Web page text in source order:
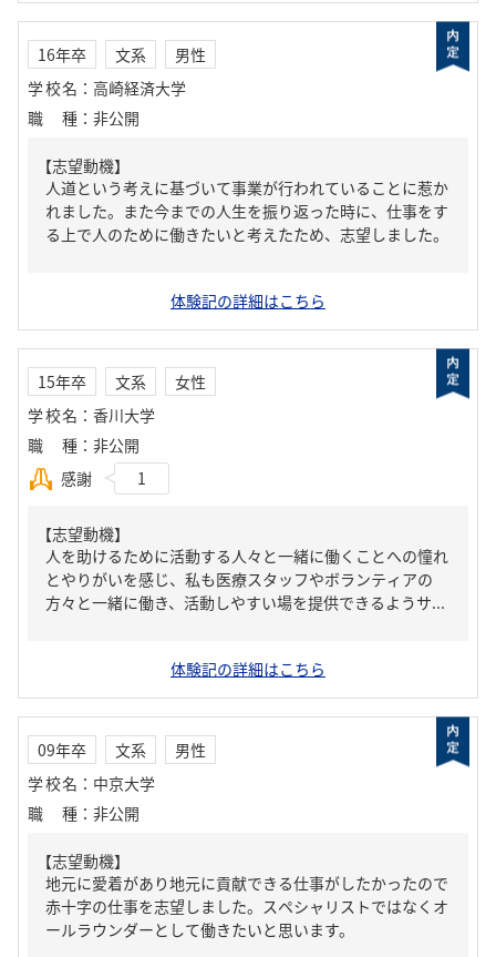
16年卒 文系
男性
学校名 ： 高崎経済大学
職種 ： 非公開
【志望動機】
人道という考えに基づいて事業が行われていることに惹か
れました。また今までの人生を振り返った時に、仕事をす
る上で人のために働きたいと考えたため、志望しました。
体験記の詳細はこちら
15年卒 文系
女性
学校名 ： 香川大学
職種 ： 非公開
感謝
1
【志望動機】
人を助けるために活動する人々と一緒に働くことへの憧れ
とやりがいを感じ、私も医療スタッフやボランティアの
方々と一緒に働き、活動しやすい場を提供できるようサ...
体験記の詳細はこちら
09年卒 文系
男性
学校名 ： 中京大学
職種 ： 非公開
【志望動機】
地元に愛着があり地元に貢献できる仕事がしたかったので
赤十字の仕事を志望しました。スペシャリストではなくオ
ールラウンダーとして働きたいと思います。